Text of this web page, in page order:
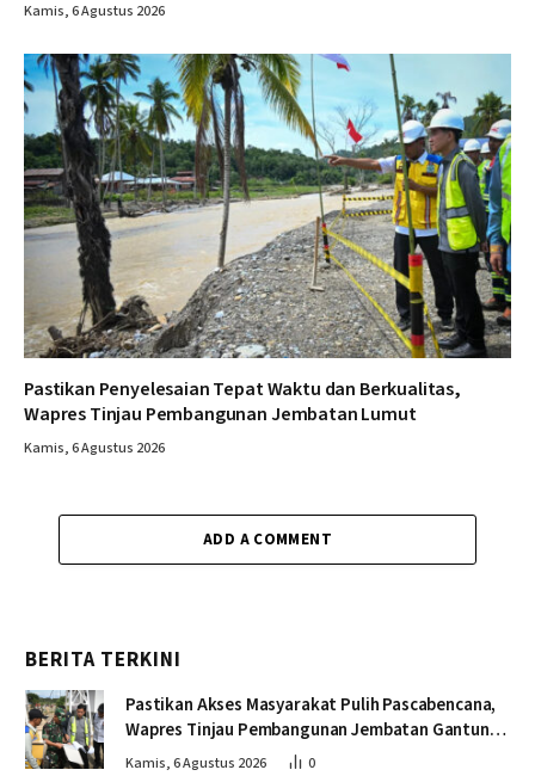
Kamis, 6 Agustus 2026
Pastikan Penyelesaian Tepat Waktu dan Berkualitas,
Wapres Tinjau Pembangunan Jembatan Lumut
Kamis, 6 Agustus 2026
ADD A COMMENT
BERITA TERKINI
Pastikan Akses Masyarakat Pulih Pascabencana,
Wapres Tinjau Pembangunan Jembatan Gantung
Kendawi
Kamis, 6 Agustus 2026 0